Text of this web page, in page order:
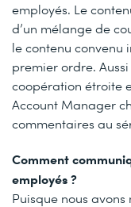
employés. Le
d’un mélange de
le contenu convenu
premier ordre.
coopération étroite
Account Manager
commentaires au
Comment
employés ?
Puisque nous